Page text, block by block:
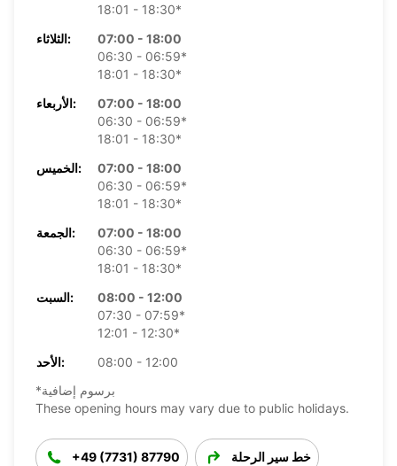
18:01 - 18:30*
الثلاثاء:
07:00 - 18:00
06:30 - 06:59*
18:01 - 18:30*
الأربعاء:
07:00 - 18:00
06:30 - 06:59*
18:01 - 18:30*
الخميس:
07:00 - 18:00
06:30 - 06:59*
18:01 - 18:30*
الجمعة:
07:00 - 18:00
06:30 - 06:59*
18:01 - 18:30*
السبت:
08:00 - 12:00
07:30 - 07:59*
12:01 - 12:30*
الأحد:
08:00 - 12:00
*برسوم إضافية
These opening hours may vary due to public holidays.
+49 (7731) 87790 خط سير الرحلة